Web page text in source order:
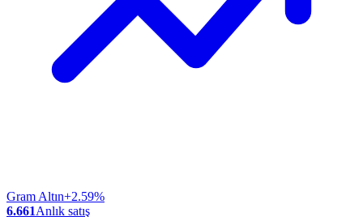
Gram Altın+2.59%
6.661Anlık satış